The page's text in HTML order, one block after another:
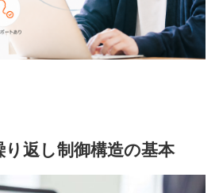
返し制御構造の基本